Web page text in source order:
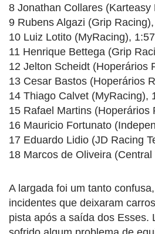
8 Jonathan Collares
9 Rubens Algazi (Grip
10 Luiz Lotito (MyRacing),
11 Henrique Bettega (Grip
12 Jelton Scheidt (Hoperários
13 Cesar Bastos (Hoperários
14 Thiago Calvet (MyRacing),
15 Rafael Martins (Hoperários
16 Mauricio Fortunato
17 Eduardo Lidio (JD Racing
18 Marcos de Oliveira
A largada foi um tanto
incidentes que deixaram
pista após a saída dos Esses.